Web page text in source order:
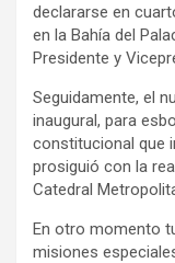
declararse en
en la Bahía del
Presidente y
Seguidamente, el
inaugural, para
constitucional que
prosiguió con la
Catedral
En otro momento
misiones